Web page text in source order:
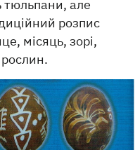
тюльпани, але
розпис
місяць, зорі,